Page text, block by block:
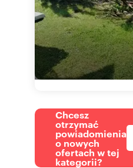
Chcesz
otrzymać
powiadomienia
o nowych
ofertach w tej
kategorii?